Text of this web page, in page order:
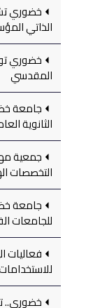
خضوري
الذاتي
خضوري
المقدسي
جامعة
الثانوية
جمعية
التخصصات
جامعة
للجامعات
فعاليات
خضوري..